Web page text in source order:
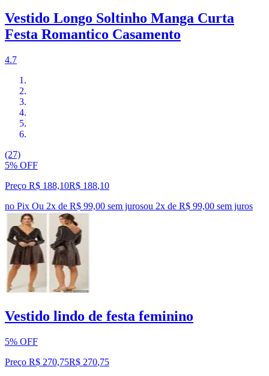
Vestido Longo Soltinho Manga Curta
Festa Romantico Casamento
4.7
(27)
5% OFF
Preço R$ 188,10R$ 188,10
no Pix Ou 2x de R$ 99,00 sem jurosou 2x de R$ 99,00 sem juros
Vestido lindo de festa feminino
5% OFF
Preço R$ 270,75R$ 270,75